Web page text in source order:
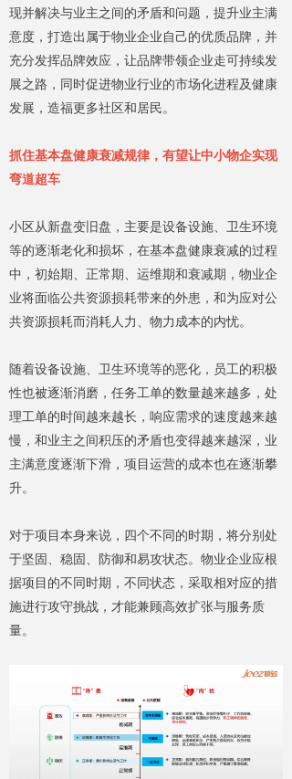
现并解决与业主之间的矛盾和问题，提升业主满
意度，打造出属于物业企业自己的优质品牌，并
充分发挥品牌效应，让品牌带领企业走可持续发
展之路，同时促进物业行业的市场化进程及健康
发展，造福更多社区和居民。
抓住基本盘健康衰减规律，有望让中小物企实现
弯道超车
小区从新盘变旧盘，主要是设备设施、卫生环境
等的逐渐老化和损坏，在基本盘健康衰减的过程
中，初始期、正常期、运维期和衰减期，物业企
业将面临公共资源损耗带来的外患，和为应对公
共资源损耗而消耗人力、物力成本的内忧。
随着设备设施、卫生环境等的恶化，员工的积极
性也被逐渐消磨，任务工单的数量越来越多，处
理工单的时间越来越长，响应需求的速度越来越
慢，和业主之间积压的矛盾也变得越来越深，业
主满意度逐渐下滑，项目运营的成本也在逐渐攀
升。
对于项目本身来说，四个不同的时期，将分别处
于坚固、稳固、防御和易攻状态。物业企业应根
据项目的不同时期，不同状态，采取相对应的措
施进行攻守挑战，才能兼顾高效扩张与服务质
量。